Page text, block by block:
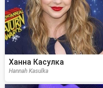
Ханна Касулка
Hannah Kasulka